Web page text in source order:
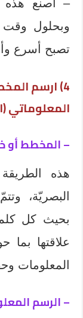
– اصنع هذه
وبحلول وقت
تصبح أسرع
4) ارسم
المعلوماتي
– المخطط أو
هذه
البصريّة،
بحيث كل
علاقتها
المعلومات
– الرسم